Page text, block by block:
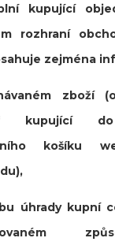
kupující
rozhraní
zejména
zboží
kupující do
košíku
úhrady kupní